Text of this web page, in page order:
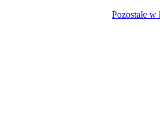
Pozostałe